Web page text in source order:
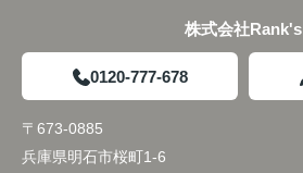
株式会社Rank's
0120-777-678
〒673-0885
兵庫県明石市桜町1-6